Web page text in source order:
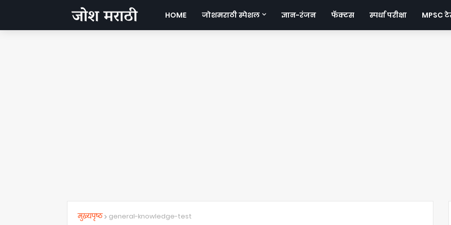
HOME जोशमराठी स्पेशल ज्ञान-रंजन फॅक्टस स्पर्धा परीक्षा MPSC
मुख्यपृष्ठ general-knowledge-test